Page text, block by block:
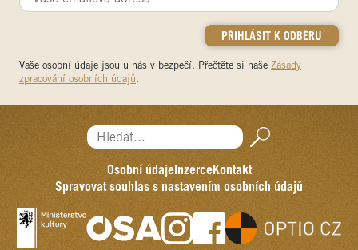
Vaše osobní údaje jsou u nás v bezpečí. Přečtěte si naše Zásady
zpracování osobních údajů.
Hledat...
Osobní údajeInzerceKontakt
Spravovat souhlas s nastavením osobních údajů